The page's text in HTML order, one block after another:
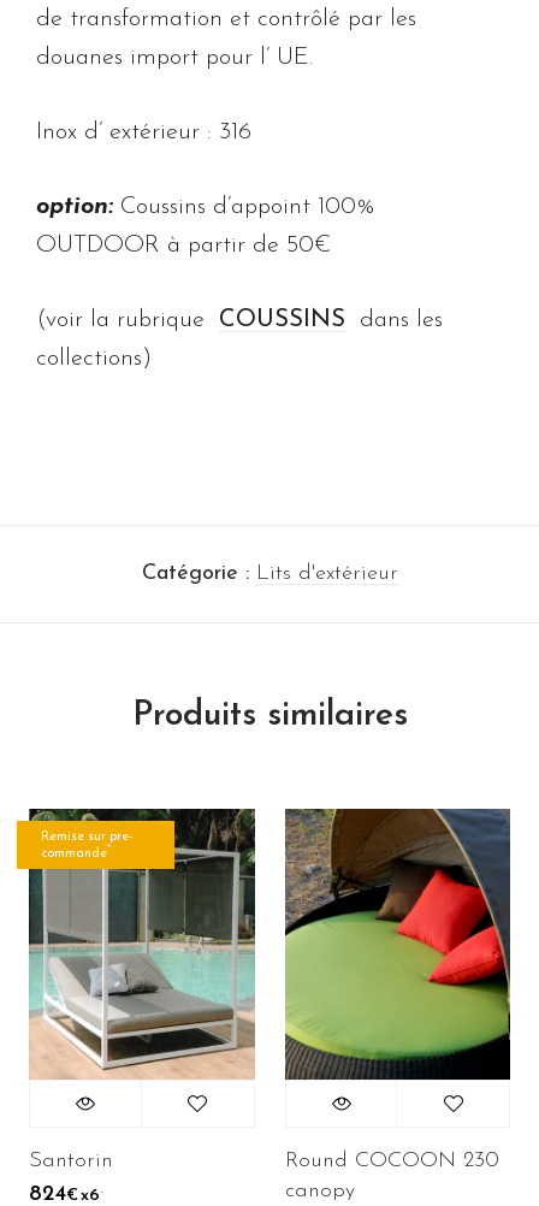
de transformation et contrôlé par les
douanes import pour l’ UE.
Inox d’ extérieur : 316
option: Coussins d’appoint 100%
OUTDOOR à partir de 50€
(voir la rubrique COUSSINS dans les
collections)
Catégorie : Lits d'extérieur
Produits similaires
Remise sur pre-
commande*
Santorin
824€x6.
Round COCOON 230
canopy